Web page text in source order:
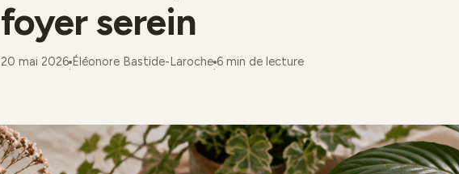
foyer serein
20 mai 2026
·
Éléonore Bastide-Laroche
·
6 min de lecture